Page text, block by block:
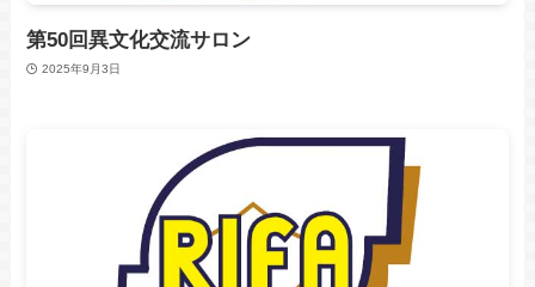
第50回異文化交流サロン
2025年9月3日